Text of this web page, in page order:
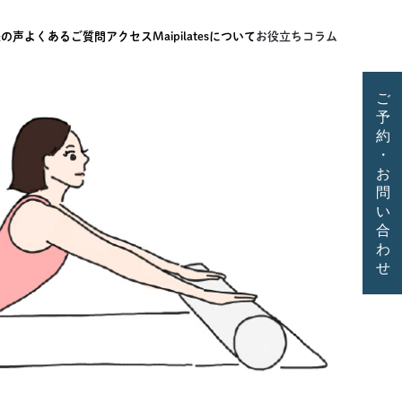
声よくあるご質問アクセス Maipilatesについてお役立ちコラム
ご
予
約
・
お
問
い
合
わ
せ